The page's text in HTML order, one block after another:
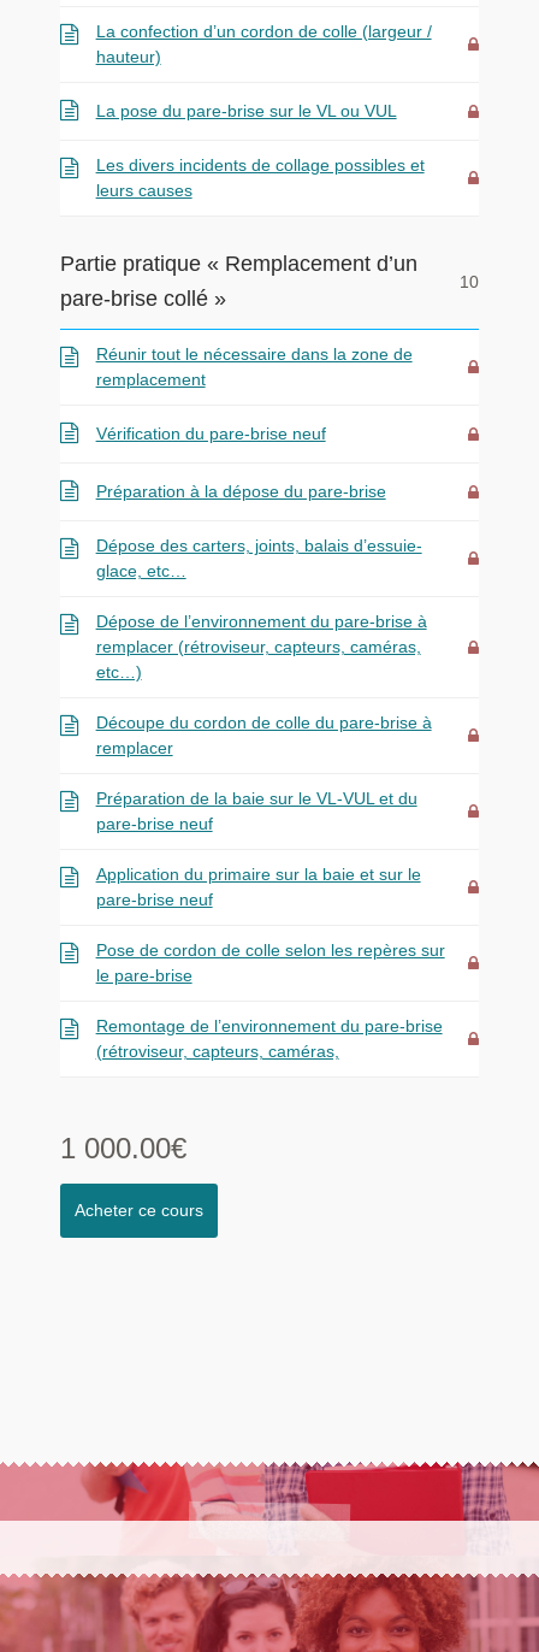
La confection d’un cordon de colle (largeur /
hauteur)
La pose du pare-brise sur le VL ou VUL
Les divers incidents de collage possibles et
leurs causes
Partie pratique « Remplacement d’un
pare-brise collé »
10
Réunir tout le nécessaire dans la zone de
remplacement
Vérification du pare-brise neuf
Préparation à la dépose du pare-brise
Dépose des carters, joints, balais d’essuie-
glace, etc…
Dépose de l’environnement du pare-brise à
remplacer (rétroviseur, capteurs, caméras,
etc…)
Découpe du cordon de colle du pare-brise à
remplacer
Préparation de la baie sur le VL-VUL et du
pare-brise neuf
Application du primaire sur la baie et sur le
pare-brise neuf
Pose de cordon de colle selon les repères sur
le pare-brise
Remontage de l’environnement du pare-brise
(rétroviseur, capteurs, caméras,
1 000.00€
Acheter ce cours